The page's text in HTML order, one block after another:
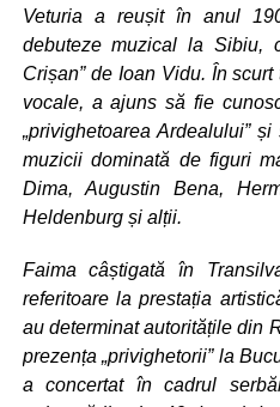
Veturia a reușit în anul
debuteze muzical la Sibiu,
Crișan” de Ioan Vidu. În
vocale, a ajuns să fie
„privighetoarea Ardealului”
muzicii dominată de figuri
Dima, Augustin Bena,
Heldenburg și alții.
Faima câștigată în
referitoare la prestația
au determinat autoritățile din
prezența „privighetorii” la
a concertat în cadrul